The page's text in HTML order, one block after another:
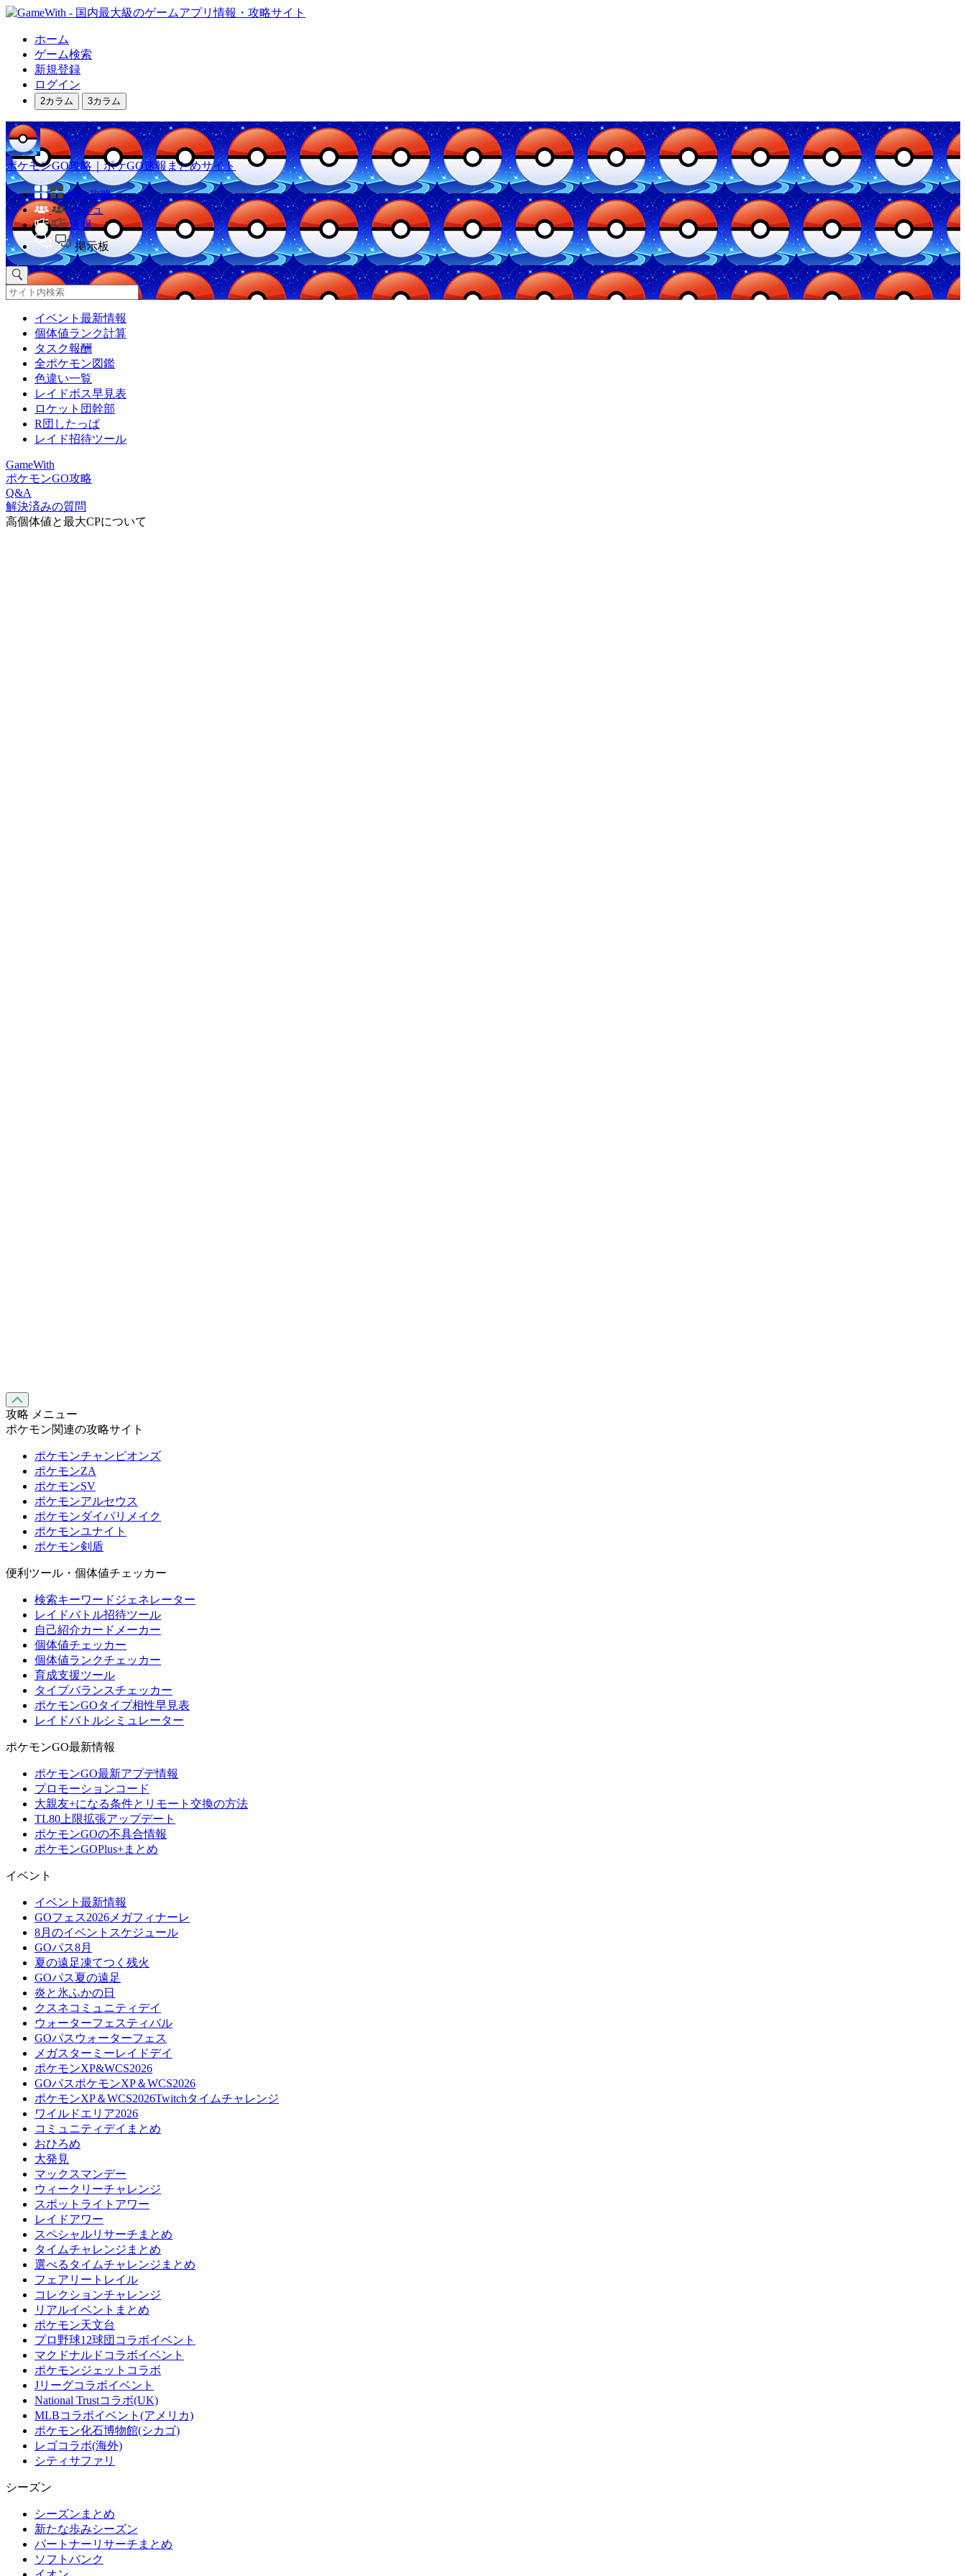
ホーム
ゲーム検索
新規登録
ログイン
2カラム 3カラム
ポケモンGO攻略｜ポケGO速報まとめサイト
他の攻略
コミュ
速報
掲示板
イベント最新情報
個体値ランク計算
タスク報酬
全ポケモン図鑑
色違い一覧
レイドボス早見表
ロケット団幹部
R団したっぱ
レイド招待ツール
GameWith
ポケモンGO攻略
Q&A
解決済みの質問
高個体値と最大CPについて
攻略 メニュー
ポケモン関連の攻略サイト
ポケモンチャンピオンズ
ポケモンZA
ポケモンSV
ポケモンアルセウス
ポケモンダイパリメイク
ポケモンユナイト
ポケモン剣盾
便利ツール・個体値チェッカー
検索キーワードジェネレーター
レイドバトル招待ツール
自己紹介カードメーカー
個体値チェッカー
個体値ランクチェッカー
育成支援ツール
タイプバランスチェッカー
ポケモンGOタイプ相性早見表
レイドバトルシミュレーター
ポケモンGO最新情報
ポケモンGO最新アプデ情報
プロモーションコード
大親友+になる条件とリモート交換の方法
TL80上限拡張アップデート
ポケモンGOの不具合情報
ポケモンGOPlus+まとめ
イベント
イベント最新情報
GOフェス2026メガフィナーレ
8月のイベントスケジュール
GOパス8月
夏の遠足凍てつく残火
GOパス夏の遠足
炎と氷ふかの日
クスネコミュニティデイ
ウォーターフェスティバル
GOパスウォーターフェス
メガスターミーレイドデイ
ポケモンXP&WCS2026
GOパスポケモンXP＆WCS2026
ポケモンXP＆WCS2026Twitchタイムチャレンジ
ワイルドエリア2026
コミュニティデイまとめ
おひろめ
大発見
マックスマンデー
ウィークリーチャレンジ
スポットライトアワー
レイドアワー
スペシャルリサーチまとめ
タイムチャレンジまとめ
選べるタイムチャレンジまとめ
フェアリートレイル
コレクションチャレンジ
リアルイベントまとめ
ポケモン天文台
プロ野球12球団コラボイベント
マクドナルドコラボイベント
ポケモンジェットコラボ
Jリーグコラボイベント
National Trustコラボ(UK)
MLBコラボイベント(アメリカ)
ポケモン化石博物館(シカゴ)
レゴコラボ(海外)
シティサファリ
シーズン
シーズンまとめ
新たな歩みシーズン
パートナーリサーチまとめ
ソフトバンク